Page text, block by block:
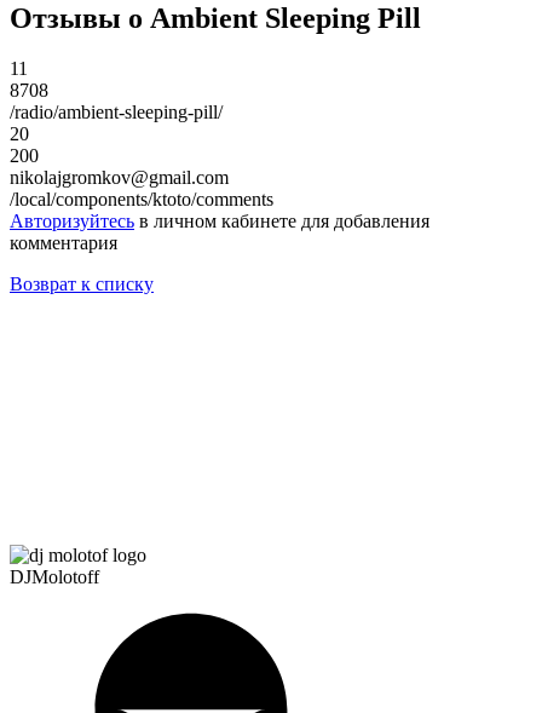
Отзывы о Ambient Sleeping Pill
11
8708
/radio/ambient-sleeping-pill/
20
200
nikolajgromkov@gmail.com
/local/components/ktoto/comments
Авторизуйтесь в личном кабинете для добавления
комментария
Возврат к списку
DJMolotoff